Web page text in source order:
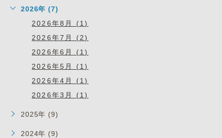
2026年 (7)
2026年8月 (1)
2026年7月 (2)
2026年6月 (1)
2026年5月 (1)
2026年4月 (1)
2026年3月 (1)
2025年 (9)
2024年 (9)